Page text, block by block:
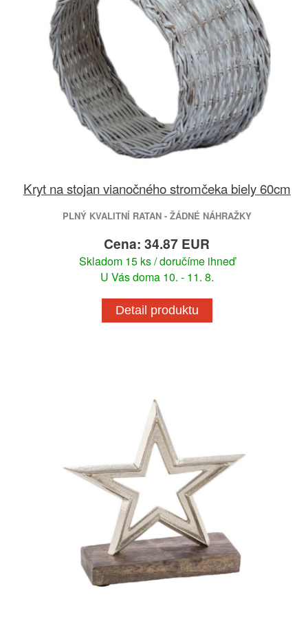
Kryt na stojan vianočného stromčeka biely 60cm
PLNÝ KVALITNÍ RATAN - ŽÁDNÉ NÁHRAŽKY
Cena: 34.87 EUR
Skladom 15 ks / doručíme ihneď
U Vás doma 10. - 11. 8.
Detail produktu